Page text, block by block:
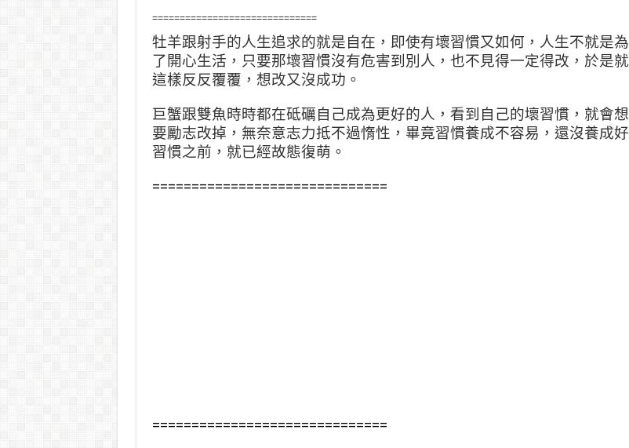
==============================
牡羊跟射手的人生追求的就是自在，即使有壞習慣又如何，人生不就是為
了開心生活，只要那壞習慣沒有危害到別人，也不見得一定得改，於是就
這樣反反覆覆，想改又沒成功。
巨蟹跟雙魚時時都在砥礪自己成為更好的人，看到自己的壞習慣，就會想
要勵志改掉，無奈意志力抵不過惰性，畢竟習慣養成不容易，還沒養成好
習慣之前，就已經故態復萌。
==============================
==============================